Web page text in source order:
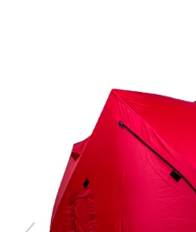
bildgalleriet
bildgalleriet